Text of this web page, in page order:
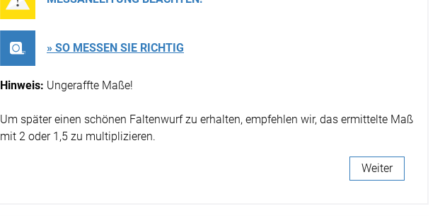
» SO MESSEN SIE RICHTIG
Hinweis: Ungeraffte Maße!
Um später einen schönen Faltenwurf zu erhalten, empfehlen wir, das ermittelte Maß
mit 2 oder 1,5 zu multiplizieren.
Weiter